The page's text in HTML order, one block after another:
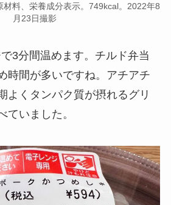
材料、栄養成分表示。749kcal。2022年8
月23日撮影
3分間温めます。チルド弁当
時間が多いですね。アチアチ
よくタンパク質が摂れるグリ
ていました。